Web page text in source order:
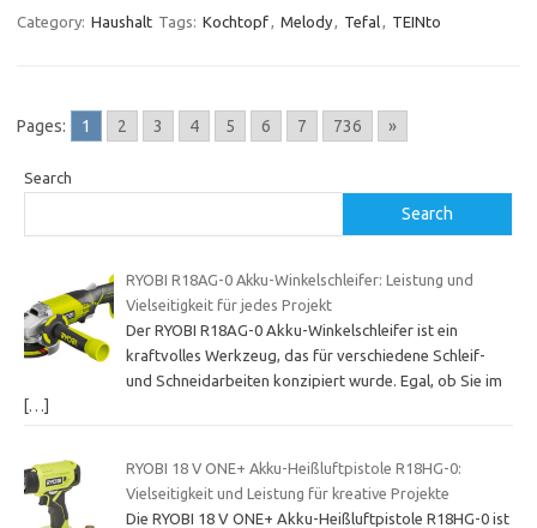
Category: Haushalt Tags: Kochtopf, Melody, Tefal, TEINto
Pages: 1 2 3 4 5 6 7 736 »
Search
Search
RYOBI R18AG-0 Akku-Winkelschleifer: Leistung und
Vielseitigkeit für jedes Projekt
Der RYOBI R18AG-0 Akku-Winkelschleifer ist ein
kraftvolles Werkzeug, das für verschiedene Schleif-
und Schneidarbeiten konzipiert wurde. Egal, ob Sie im
[…]
RYOBI 18 V ONE+ Akku-Heißluftpistole R18HG-0:
Vielseitigkeit und Leistung für kreative Projekte
Die RYOBI 18 V ONE+ Akku-Heißluftpistole R18HG-0 ist